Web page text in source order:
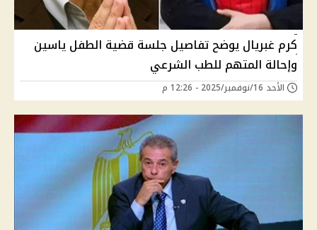
كرم غبريال يوضح تفاصيل جلسة قضية الطفل ياسين
وإحالة المتهم للطب الشرعي
الأحد 16/نوفمبر/2025 - 12:26 م